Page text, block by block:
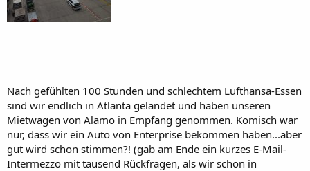
Nach gefühlten 100 Stunden und schlechtem Lufthansa-Essen
sind wir endlich in Atlanta gelandet und haben unseren
Mietwagen von Alamo in Empfang genommen. Komisch war
nur, dass wir ein Auto von Enterprise bekommen haben...aber
gut wird schon stimmen?! (gab am Ende ein kurzes E-Mail-
Intermezzo mit tausend Rückfragen, als wir schon in